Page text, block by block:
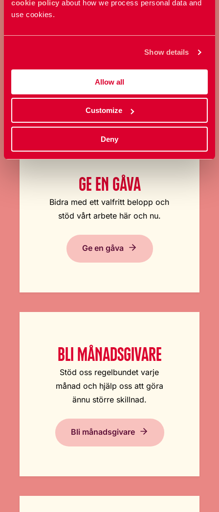
cookie policy about how we process personal data and
use cookies.
Show details
Allow all
Customize
Deny
Bli medlem
GE EN GÅVA
Bidra med ett valfritt belopp och
stöd vårt arbete här och nu.
Ge en gåva
BLI MÅNADSGIVARE
Stöd oss regelbundet varje
månad och hjälp oss att göra
ännu större skillnad.
Bli månadsgivare